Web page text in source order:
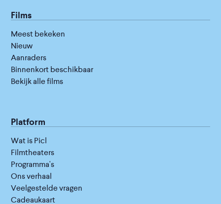
Films
Meest bekeken
Nieuw
Aanraders
Binnenkort beschikbaar
Bekijk alle films
Platform
Wat is Picl
Filmtheaters
Programma's
Ons verhaal
Veelgestelde vragen
Cadeaukaart